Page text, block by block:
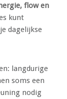
flow en
kunt
dagelijkse
langdurige
soms een
nodig